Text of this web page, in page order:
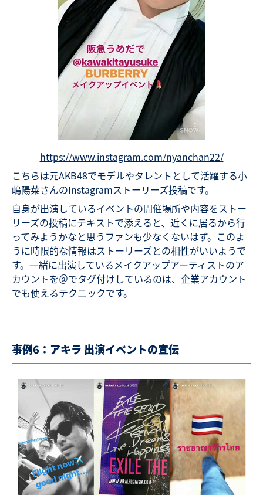
https://www.instagram.com/nyanchan22/
こちらは元AKB48でモデルやタレントとして活躍する小
嶋陽菜さんのInstagramストーリーズ投稿です。
自身が出演しているイベントの開催場所や内容をストー
リーズの投稿にテキストで添えると、近くに居るから行
ってみようかなと思うファンも少なくないはず。このよ
うに時限的な情報はストーリーズとの相性がいいようで
す。一緒に出演しているメイクアップアーティストのア
カウントを＠でタグ付けしているのは、企業アカウント
でも使えるテクニックです。
事例6：アキラ 出演イベントの宣伝